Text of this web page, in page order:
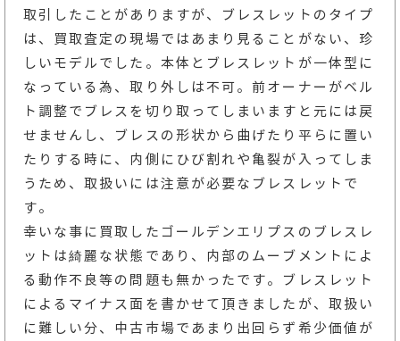
取引したことがありますが、ブレスレットのタイプ
は、買取査定の現場ではあまり見ることがない、珍
しいモデルでした。本体とブレスレットが一体型に
なっている為、取り外しは不可。前オーナーがベル
ト調整でブレスを切り取ってしまいますと元には戻
せませんし、ブレスの形状から曲げたり平らに置い
たりする時に、内側にひび割れや亀裂が入ってしま
うため、取扱いには注意が必要なブレスレットで
す。
幸いな事に買取したゴールデンエリプスのブレスレ
ットは綺麗な状態であり、内部のムーブメントによ
る動作不良等の問題も無かったです。ブレスレット
によるマイナス面を書かせて頂きましたが、取扱い
に難しい分、中古市場であまり出回らず希少価値が